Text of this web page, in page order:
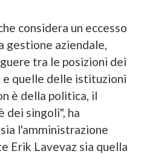
considera un eccesso
gestione aziendale,
tra le posizioni dei
quelle delle istituzioni
è della politica, il
dei singoli", ha
l'amministrazione
Erik Lavevaz sia quella